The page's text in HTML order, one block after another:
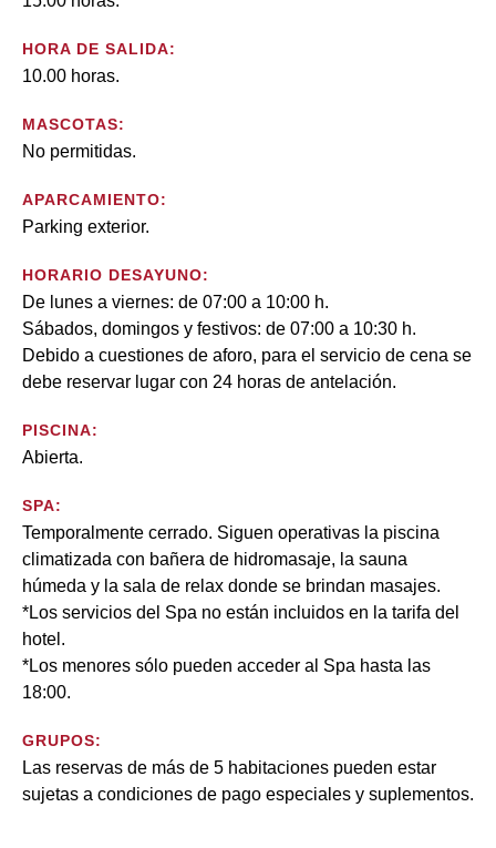
HORA DE SALIDA:
10.00 horas.
MASCOTAS:
No permitidas.
APARCAMIENTO:
Parking exterior.
HORARIO DESAYUNO:
De lunes a viernes: de 07:00 a 10:00 h.
Sábados, domingos y festivos: de 07:00 a 10:30 h.
Debido a cuestiones de aforo, para el servicio de cena se
debe reservar lugar con 24 horas de antelación.
PISCINA:
Abierta.
SPA:
Temporalmente cerrado. Siguen operativas la piscina
climatizada con bañera de hidromasaje, la sauna
húmeda y la sala de relax donde se brindan masajes.
*Los servicios del Spa no están incluidos en la tarifa del
hotel.
*Los menores sólo pueden acceder al Spa hasta las
18:00.
GRUPOS:
Las reservas de más de 5 habitaciones pueden estar
sujetas a condiciones de pago especiales y suplementos.